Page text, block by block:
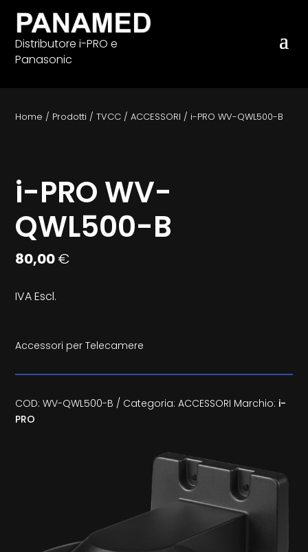
Distributore i-PRO e
Panasonic
Home / Prodotti /TVCC /ACCESSORI / i-PRO WV-QWL500-B
i-PRO WV-
QWL500-B
80,00€
IVA Escl.
Accessori per Telecamere
COD: WV-QWL500-B Categoria: ACCESSORI Marchio: i-
PRO